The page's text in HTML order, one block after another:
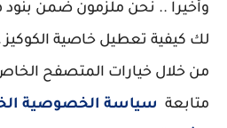
وأخيرا .. نحن ملزمون ضمن بنود
لك كيفية تعطيل خاصية
من خلال خيارات المتصفح
متابعة